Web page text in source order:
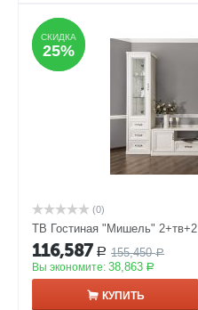
СКИДКА
25%
СКИДКА
25%
(0)
ТВ Гостиная "Мишель" 2+тв+2
116,587 Р 155,450 Р
Вы экономите: 38,863 Р
КУПИТЬ